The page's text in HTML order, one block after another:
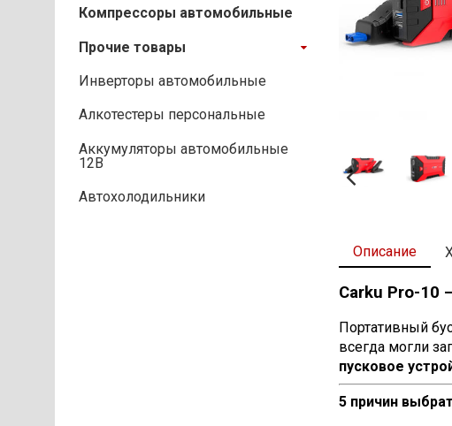
Описание
Carku Pro-10
Портативный
всегда могли
пусковое
5 причин
Компрессоры автомобильные
Прочие товары
Инверторы автомобильные
Алкотестеры персональные
Аккумуляторы автомобильные
12В
Автохолодильники